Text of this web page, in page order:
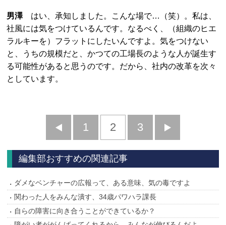
男澤はい、承知しました。こんな場で…（笑）。私は、
社風には気をつけているんです。なるべく、（組織のヒエ
ラルキーを）フラットにしたいんですよ。気をつけない
と、うちの規模だと、かつての工場長のような人が誕生す
る可能性があると思うのです。だから、社内の改革を次々
としています。
前
へ
1 2 3
へ
編集部おすすめの関連記事
ダメなベンチャーの広報って、ある意味、気の毒ですよ
関わった人をみんな潰す、34歳パワハラ課長
自らの障害に向き合うことができているか？